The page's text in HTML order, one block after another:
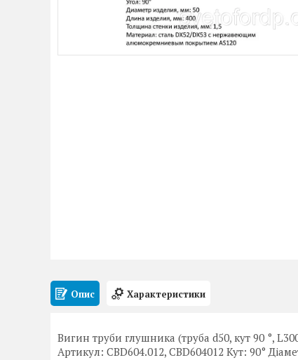
Опис Характеристики
Вигин труби глушника (труба d50, кут 90 °,
Артикул: CBD604.012, CBD604012 Кут: 90°